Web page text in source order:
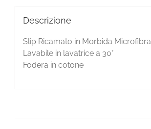
Descrizione
Slip Ricamato in Morbida Microfibra
Lavabile in lavatrice a 30°
Fodera in cotone